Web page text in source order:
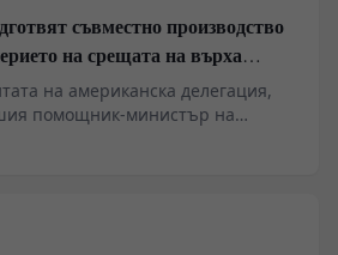
съвместно производство
на срещата на върха
на американска делегация,
помощник-министър на
в Тайпе разкрива новите